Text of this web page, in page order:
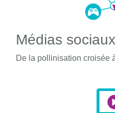
Médias sociaux
De la pollinisation croisée